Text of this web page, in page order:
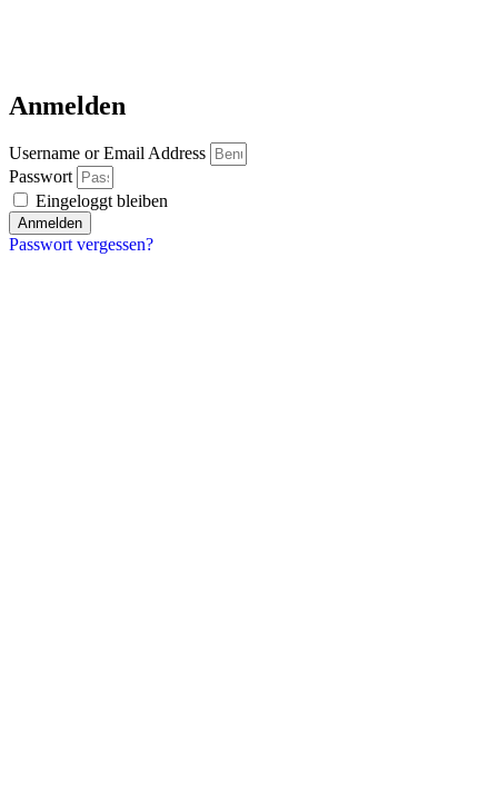
Anmelden
Username or Email Address
Passwort
Eingeloggt bleiben
Anmelden
Passwort vergessen?